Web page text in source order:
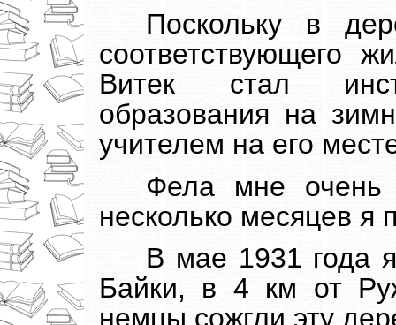
Поскольку в
соответствующего
Витек стал
образования на
учителем на его
Фела мне очень
несколько месяцев я
В мае 1931 года
Байки, в 4 км от
немцы сожгли эту